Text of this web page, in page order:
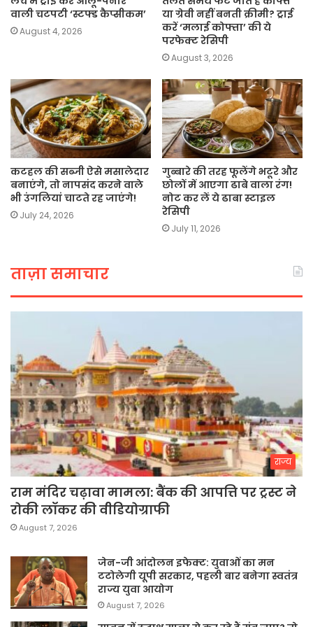
वाली चटपटी ‘स्टफ्ड कैप्सीकम’
August 4, 2026
या ग्रेवी नहीं बनती क्रीमी? ट्राई
करें ‘मलाई कोफ्ता’ की ये
परफेक्ट रेसिपी
August 3, 2026
कटहल की सब्जी ऐसे मसालेदार
बनाएंगे, तो नापसंद करने वाले
भी उंगलियां चाटते रह जाएंगे!
July 24, 2026
गुब्बारे की तरह फूलेंगे भटूरे और
छोलों में आएगा ढाबे वाला रंग!
नोट कर लें ये ढाबा स्टाइल
रेसिपी
July 11, 2026
ताज़ा समाचार
राज्य
राम मंदिर चढ़ावा मामला: बैंक की आपत्ति पर ट्रस्ट ने
रोकी लॉकर की वीडियोग्राफी
August 7, 2026
जेन-जी आंदोलन इफेक्ट: युवाओं का मन
टटोलेगी यूपी सरकार, पहली बार बनेगा स्वतंत्र
राज्य युवा आयोग
August 7, 2026